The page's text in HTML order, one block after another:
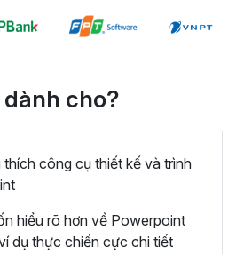
cho?
công cụ thiết kế và trình
hiểu rõ hơn về Powerpoint
dụ thực chiến cực chi tiết